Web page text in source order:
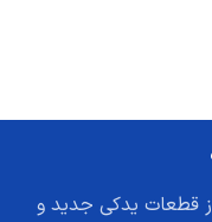
قطعات یدکی جدید و